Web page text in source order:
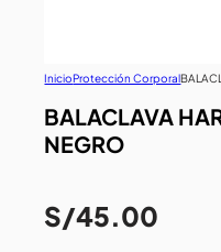
InicioProtección Corporal
BALACLAVA
NEGRO
S/45.00